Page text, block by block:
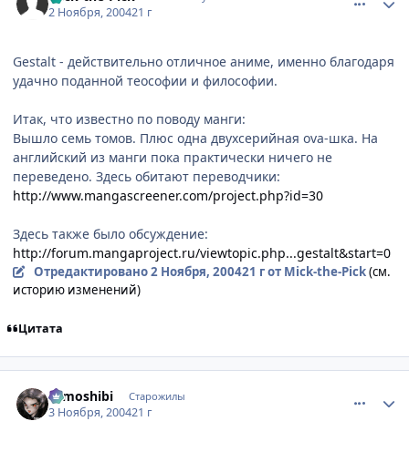
2 Ноября, 200421 г
Gestalt - действительно отличное аниме, именно благодаря
удачно поданной теософии и философии.
Итак, что известно по поводу манги:
Вышло семь томов. Плюс одна двухсерийная ova-шка. На
английский из манги пока практически ничего не
переведено. Здесь обитают переводчики:
http://www.mangascreener.com/project.php?id=30
Здесь также было обсуждение:
http://forum.mangaproject.ru/viewtopic.php...gestalt&start=0
Отредактировано2 Ноября, 200421 гот Mick-the-Pick(см.
историю изменений)
Цитата
tomoshibi Старожилы
3 Ноября, 200421 г